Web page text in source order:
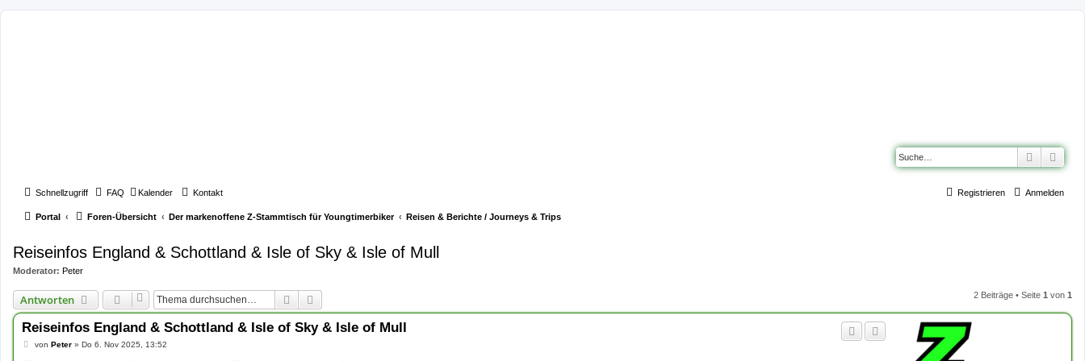
Suche
Schnellzugriff FAQ Kalender Kontakt Anmelden
Registrieren
Portal Foren-Übersicht Der markenoffene Z-Stammtisch für Youngtimerbiker Reisen & Berichte / Journeys & Trips
Reiseinfos England & Schottland & Isle of Sky & Isle of Mull
Moderator: Peter
Antworten Suche 2 Beiträge • Seite 1 von 1
Reiseinfos England & Schottland & Isle of Sky & Isle of Mull
Bvon Peter» Do 6. Nov 2025, 13:52